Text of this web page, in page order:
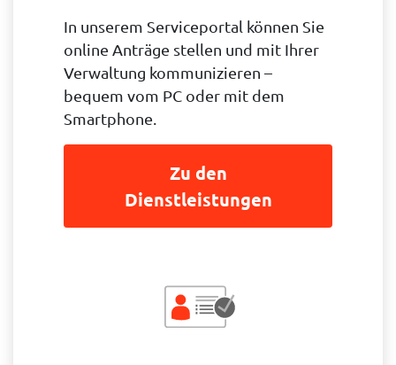
In unserem Serviceportal können Sie
online Anträge stellen und mit Ihrer
Verwaltung kommunizieren –
bequem vom PC oder mit dem
Smartphone.
Zu den
Dienstleistungen